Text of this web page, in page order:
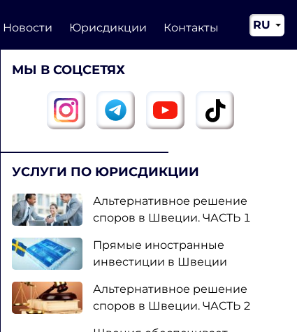
Новости Юрисдикции Контакты
RU
EN
МЫ В СОЦСЕТЯХ
УСЛУГИ ПО ЮРИСДИКЦИИ
Альтернативное решение
споров в Швеции. ЧАСТЬ 1
Прямые иностранные
инвестиции в Швеции
Альтернативное решение
споров в Швеции. ЧАСТЬ 2